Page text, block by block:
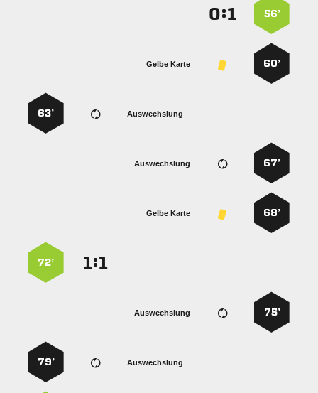
56’
:
60’
Gelbe Karte
Auswechslung
63’
67’
Auswechslung
68’
Gelbe Karte
:
72’
75’
Auswechslung
Auswechslung
79’